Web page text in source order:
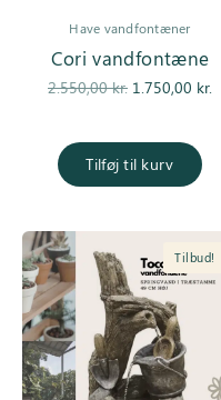
Have vandfontæner
Cori vandfontæne
2.550,00kr.
Den
2.550,00 kr..
1.750,00 kr.
Tilføj til kurv
Tilbud!